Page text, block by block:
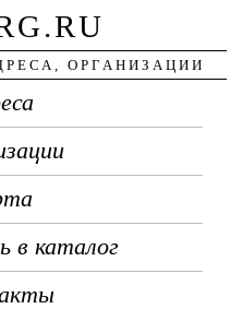
ОРГАНИЗАЦИИ
в каталог